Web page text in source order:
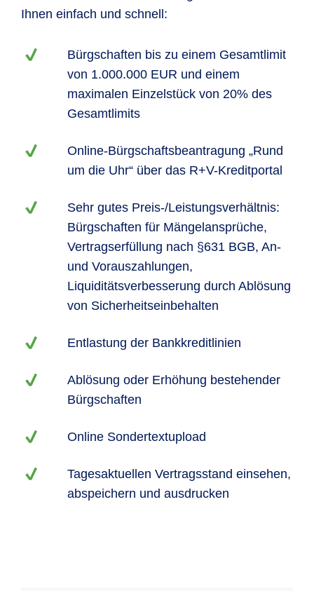
Ihnen einfach und schnell:
Bürgschaften bis zu einem Gesamtlimit
von 1.000.000 EUR und einem
maximalen Einzelstück von 20% des
Gesamtlimits
Online-Bürgschaftsbeantragung „Rund
um die Uhr“ über das R+V-Kreditportal
Sehr gutes Preis-/Leistungsverhältnis:
Bürgschaften für Mängelansprüche,
Vertragserfüllung nach §631 BGB, An-
und Vorauszahlungen,
Liquiditätsverbesserung durch Ablösung
von Sicherheitseinbehalten
Entlastung der Bankkreditlinien
Ablösung oder Erhöhung bestehender
Bürgschaften
Online Sondertextupload
Tagesaktuellen Vertragsstand einsehen,
abspeichern und ausdrucken